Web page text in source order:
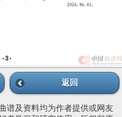
返回
谱及资料均为作者提供或网友